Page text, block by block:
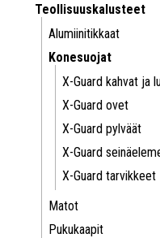
Teollisuuskalusteet
Alumiinitikkaat
Konesuojat
X-Guard kahvat ja
X-Guard ovet
X-Guard pylväät
X-Guard
X-Guard tarvikkeet
Matot
Pukukaapit